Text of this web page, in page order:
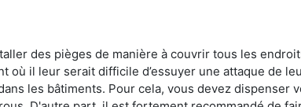
des pièges de manière à couvrir tous les
il leur serait difficile d’essuyer une attaque de
les bâtiments. Pour cela, vous devez dispenser